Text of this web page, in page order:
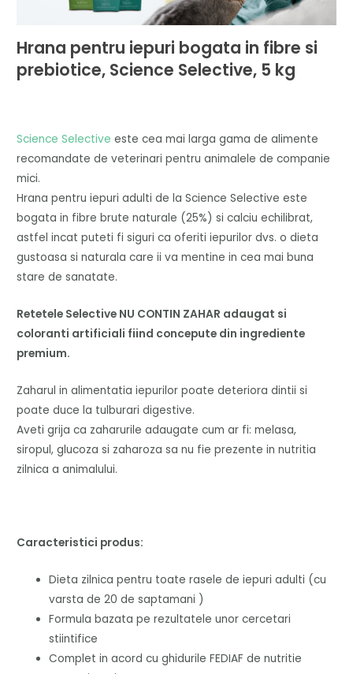
Hrana pentru iepuri bogata in fibre si
prebiotice, Science Selective, 5 kg
Science Selective este cea mai larga gama de alimente
recomandate de veterinari pentru animalele de companie
mici.
Hrana pentru iepuri adulti de la Science Selective este
bogata in fibre brute naturale (25%) si calciu echilibrat,
astfel incat puteti fi siguri ca oferiti iepurilor dvs. o dieta
gustoasa si naturala care ii va mentine in cea mai buna
stare de sanatate.
Retetele Selective NU CONTIN ZAHAR adaugat si
coloranti artificiali fiind concepute din ingrediente
premium.
Zaharul in alimentatia iepurilor poate deteriora dintii si
poate duce la tulburari digestive.
Aveti grija ca zaharurile adaugate cum ar fi: melasa,
siropul, glucoza si zaharoza sa nu fie prezente in nutritia
zilnica a animalului.
Caracteristici produs:
Dieta zilnica pentru toate rasele de iepuri adulti (cu
varsta de 20 de saptamani )
Formula bazata pe rezultatele unor cercetari
stiintifice
Complet in acord cu ghidurile FEDIAF de nutritie